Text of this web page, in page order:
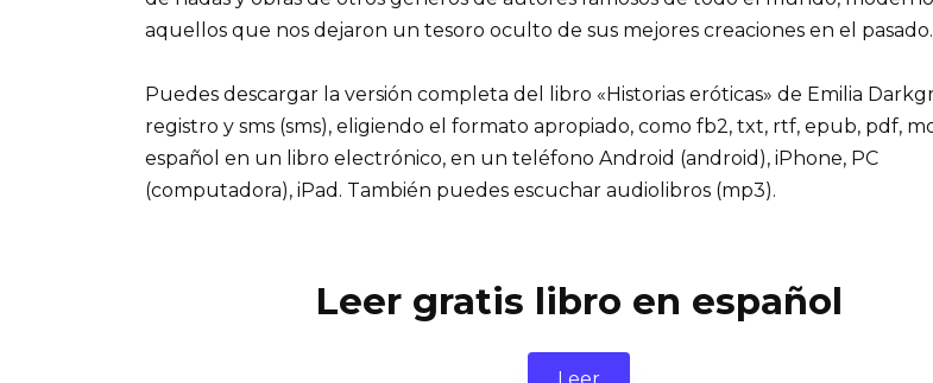
aquellos que nos dejaron un tesoro oculto de sus mejores creaciones en el pasado.
Puedes descargar la versión completa del libro «Historias eróticas» de Emilia
registro y sms (sms), eligiendo el formato apropiado, como fb2, txt, rtf, epub, pdf,
español en un libro electrónico, en un teléfono Android (android), iPhone, PC
(computadora), iPad. También puedes escuchar audiolibros (mp3).
Leer gratis libro en español